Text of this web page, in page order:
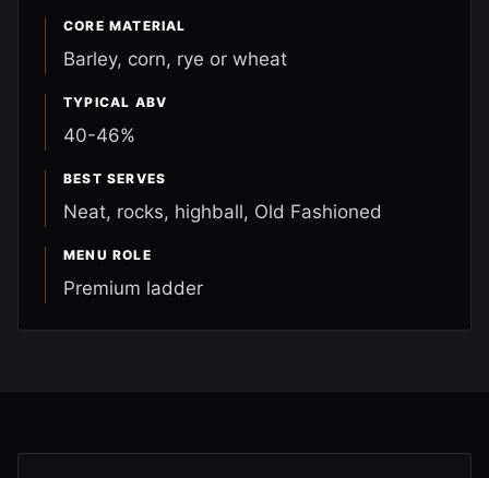
CORE MATERIAL
Barley, corn, rye or wheat
TYPICAL ABV
40-46%
BEST SERVES
Neat, rocks, highball, Old Fashioned
MENU ROLE
Premium ladder